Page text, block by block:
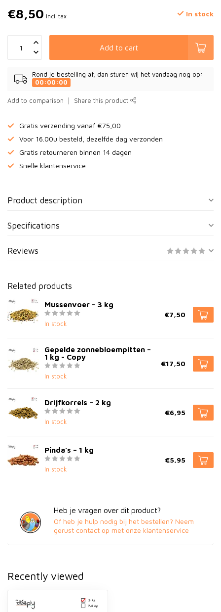
€8,50 Incl. tax In stock
Add to cart
Rond je bestelling af, dan sturen wij het vandaag nog op:
00:00:00
Add to comparison Share this product
Gratis verzending vanaf €75,00
Voor 16.00u besteld, dezelfde dag verzonden
Gratis retourneren binnen 14 dagen
Snelle klantenservice
Product description
Specifications
Reviews
Related products
Mussenvoer - 3 kg
In stock
€7,50
Gepelde zonnebloempitten –
1 kg - Copy
In stock
€17,50
Drijfkorrels – 2 kg
In stock
€6,95
Pinda’s – 1 kg
In stock
€5,95
Heb je vragen over dit product?
Of heb je hulp nodig bij het bestellen? Neem
gerust contact op met onze klantenservice
Recently viewed